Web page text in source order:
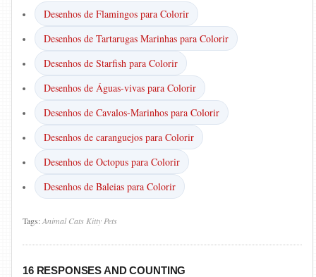
Desenhos de Flamingos para Colorir
Desenhos de Tartarugas Marinhas para Colorir
Desenhos de Starfish para Colorir
Desenhos de Águas-vivas para Colorir
Desenhos de Cavalos-Marinhos para Colorir
Desenhos de caranguejos para Colorir
Desenhos de Octopus para Colorir
Desenhos de Baleias para Colorir
Tags:Animal Cats Kitty Pets
16 RESPONSES AND COUNTING